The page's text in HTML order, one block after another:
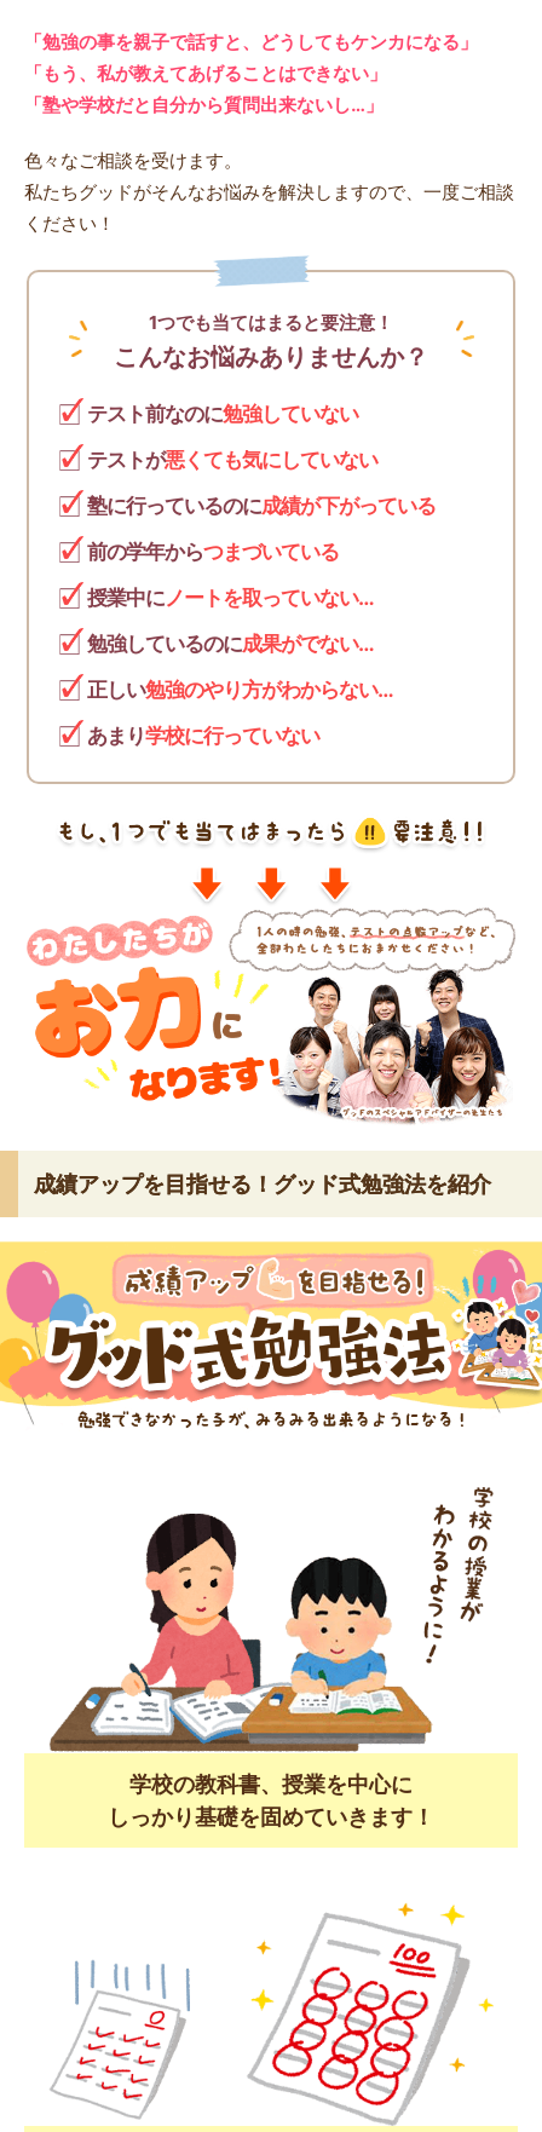
「勉強の事を親子で話すと、どうしてもケンカになる」
「もう、私が教えてあげることはできない」
「塾や学校だと自分から質問出来ないし…」
色々なご相談を受けます。
私たちグッドがそんなお悩みを解決しますので、一度ご相談
ください！
1つでも当てはまると要注意！
こんなお悩みありませんか？
テスト前なのに勉強していない
テストが悪くても気にしていない
塾に行っているのに成績が下がっている
前の学年からつまづいている
授業中にノートを取っていない…
勉強しているのに成果がでない…
正しい勉強のやり方がわからない…
あまり学校に行っていない
成績アップを目指せる！グッド式勉強法を紹介
学校の教科書、授業を中心に
しっかり基礎を固めていきます！